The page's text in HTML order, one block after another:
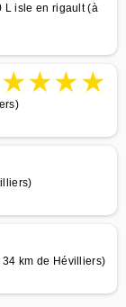
L isle en rigault (à
★★★★
km de Hévilliers)